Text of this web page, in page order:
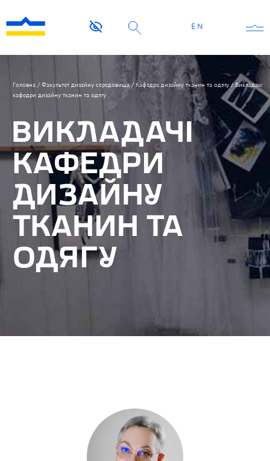
EN
Головна / Факультет дизайну середовища/ Кафедра дизайну тканин та одягу/ Викладачі
кафедри дизайну тканин та одягу
ВИКЛАДАЧІ
КАФЕДРИ
ДИЗАЙНУ
ТКАНИН ТА
ОДЯГУ